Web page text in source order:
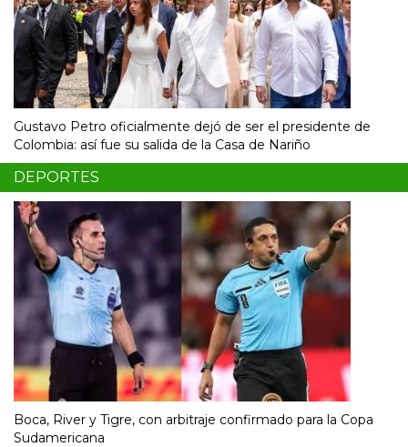
Gustavo Petro oficialmente dejó de ser el presidente de
Colombia: así fue su salida de la Casa de Nariño
DEPORTES
Boca, River y Tigre, con arbitraje confirmado para la Copa
Sudamericana